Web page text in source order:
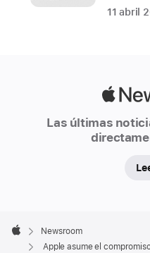
11 abril
Las últimas
Footer

Apple
Newsroom
Apple asume el compromiso de que su cadena de